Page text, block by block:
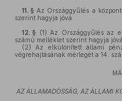
11. § Az Országgyűlés a
szerint hagyja jóvá.
12. § (1) Az Országgyűlés az
számú melléklet szerint hagyja jóvá.
(2) Az elkülönített állami
végrehajtásának mérlegét a 14.
AZ ÁLLAMADÓSSÁG, AZ ÁLLAMI